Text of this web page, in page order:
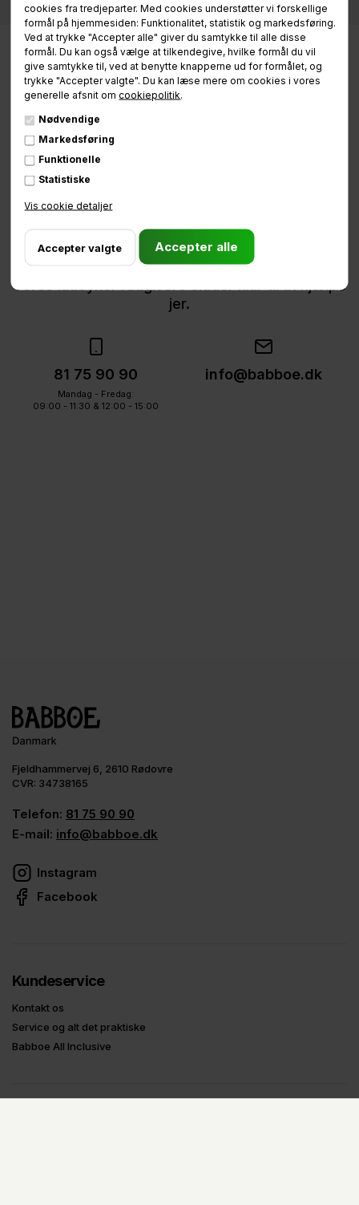
cookies fra tredjeparter. Med cookies understøtter vi forskellige
formål på hjemmesiden: Funktionalitet, statistik og markedsføring.
Ved at trykke "Accepter alle" giver du samtykke til alle disse
formål. Du kan også vælge at tilkendegive, hvilke formål du vil
give samtykke til, ved at benytte knapperne ud for formålet, og
trykke "Accepter valgte". Du kan læse mere om cookies i vores
generelle afsnit omcookiepolitik.
Nødvendige
Markedsføring
Funktionelle
Statistiske
Vis cookie detaljerBrug for hjælp
eller ladcykel vejledning?
Vores ladcykel-rådgivere sidder klar til at hjælpe
jer.
81 75 90 90
Mandag - Fredag:
09:00 - 11:30 & 12:00 - 15:00
info@babboe.dk
Fjeldhammervej 6, 2610 Rødovre
CVR: 34738165
Telefon: 81 75 90 90
E-mail: info@babboe.dk
Instagram
Facebook
Kundeservice
Kontakt os
Service og alt det praktiske
Babboe All Inclusive